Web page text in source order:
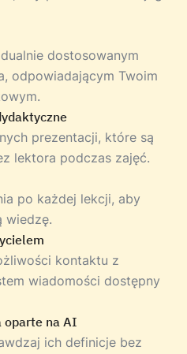
dostosowanym
odpowiadającym Twoim
prezentacji, które są
lektora podczas zajęć.
po każdej lekcji, aby
wiedzę.
kontaktu z
wiadomości dostępny
oparte na AI
ich definicje bez